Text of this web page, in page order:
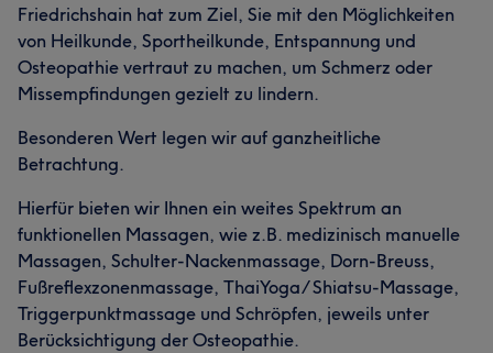
Friedrichshain hat zum Ziel, Sie mit den Möglichkeiten
von Heilkunde, Sportheilkunde, Entspannung und
Osteopathie vertraut zu machen, um Schmerz oder
Missempfindungen gezielt zu lindern.
Besonderen Wert legen wir auf ganzheitliche
Betrachtung.
Hierfür bieten wir Ihnen ein weites Spektrum an
funktionellen Massagen, wie z.B. medizinisch manuelle
Massagen, Schulter-Nackenmassage, Dorn-Breuss,
Fußreflexzonenmassage, ThaiYoga/ Shiatsu-Massage,
Triggerpunktmassage und Schröpfen, jeweils unter
Berücksichtigung der Osteopathie.